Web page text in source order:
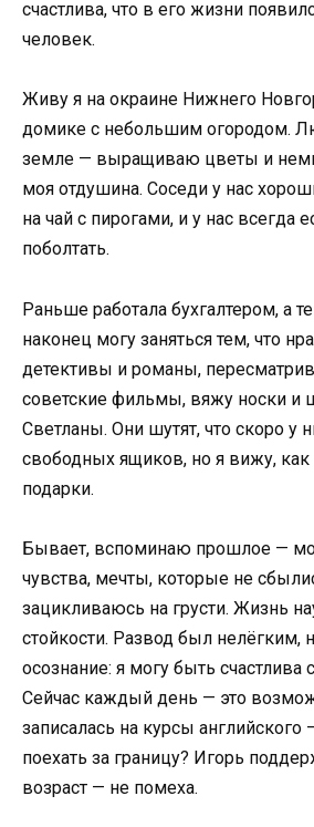
счастлива, что в его жизни
человек.
Живу я на окраине Нижнего
домике с небольшим огородом.
земле — выращиваю цветы и
моя отдушина. Соседи у нас
на чай с пирогами, и у нас всегда
поболтать.
Раньше работала бухгалтером, а
наконец могу заняться тем, что
детективы и романы,
советские фильмы, вяжу носки и
Светланы. Они шутят, что скоро у
свободных ящиков, но я вижу,
подарки.
Бывает, вспоминаю прошлое —
чувства, мечты, которые не
зацикливаюсь на грусти. Жизнь
стойкости. Развод был нелёгким,
осознание: я могу быть счастлива
Сейчас каждый день — это
записалась на курсы
поехать за границу? Игорь
возраст — не помеха.